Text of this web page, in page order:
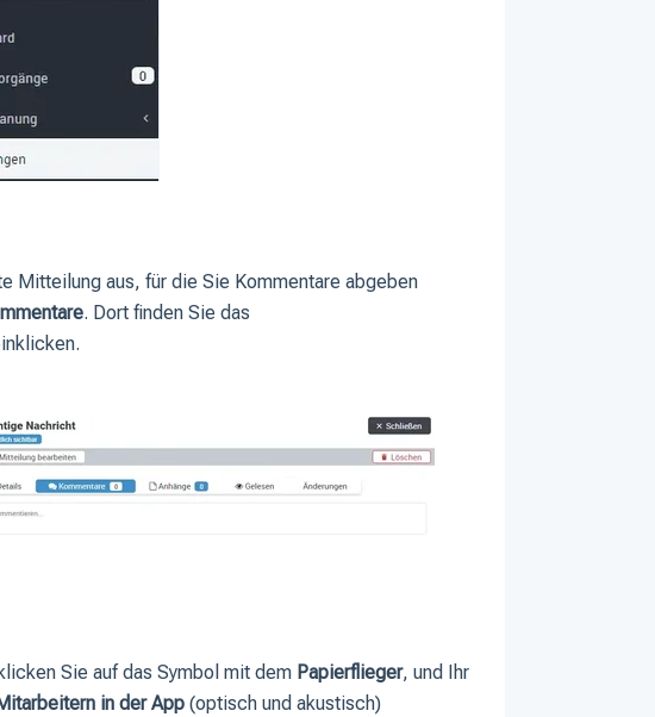
Mitteilung aus, für die Sie Kommentare abgeben
. Dort finden Sie das
Sie auf das Symbol mit dem Papierflieger, und Ihr
in der App(optisch und akustisch)